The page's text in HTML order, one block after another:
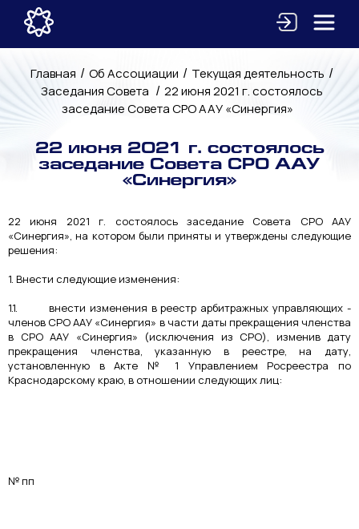
Главная / Об Ассоциации / Текущая деятельность /
Заседания Совета / 22 июня 2021 г. состоялось
заседание Совета СРО ААУ «Синергия»
22 июня 2021 г. состоялось
заседание Совета СРО ААУ
«Синергия»
22 июня 2021 г. состоялось заседание Совета СРО ААУ
«Синергия», на котором были приняты и утверждены следующие
решения:
1. Внести следующие изменения:
1.1. внести изменения в реестр арбитражных управляющих -
членов СРО ААУ «Синергия» в части даты прекращения членства
в СРО ААУ «Синергия» (исключения из СРО), изменив дату
прекращения членства, указанную в реестре, на дату,
установленную в Акте № 1 Управлением Росреестра по
Краснодарскому краю, в отношении следующих лиц:
№ пп